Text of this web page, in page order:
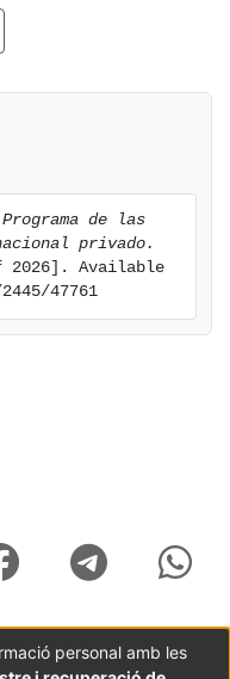
Programa de las
privado.
2026]. Available
47761
personal amb les